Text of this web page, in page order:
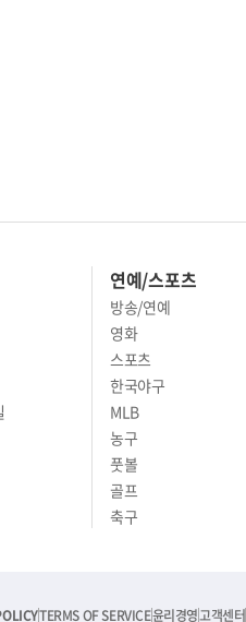
연예/스포츠
방송/연예
영화
스포츠
한국야구
MLB
농구
풋볼
골프
축구
TERMS OF SERVICE윤리경영고객센터